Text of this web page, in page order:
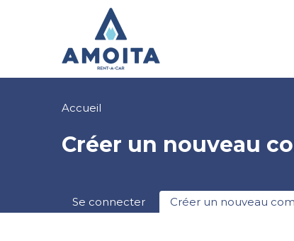
Fil
Accueil
Créer un nouveau
Onglets
principaux
Se connecter Créer un nouveau